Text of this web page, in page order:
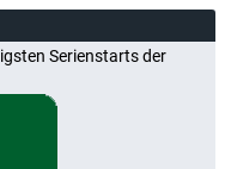
Serienstarts der